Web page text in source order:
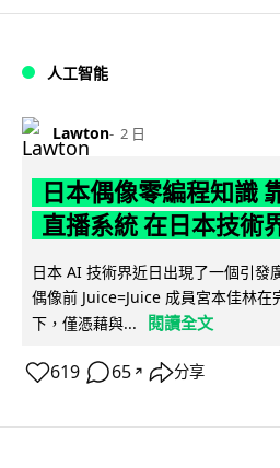
人工智能
Lawton 2 日
日本偶像零編程知識
直播系統 在日本技術
日本 AI 技術界近日出現了一個引發
偶像前 Juice=Juice 成員宮本佳林
下，僅憑藉與...
閱讀全文
619 65 ↗ 分享